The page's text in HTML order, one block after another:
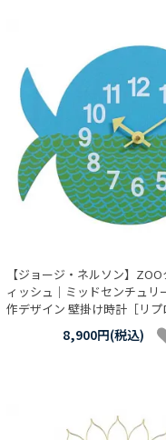
【ジョージ・ネルソン】
ィッシュ｜ミッドセンチュリ
作デザイン 壁掛け時計［リプ
8,900円(税込)